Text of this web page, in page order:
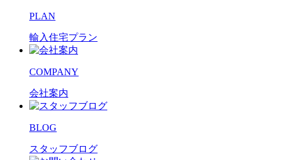
PLAN
輸入住宅プラン
COMPANY
会社案内
BLOG
スタッフブログ